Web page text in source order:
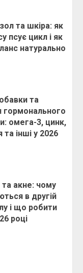
та шкіра: як
псує цикл і як
натурально
та
гормонального
омега-3, цинк,
та інші у 2026
акне: чому
в другій
і що робити
році